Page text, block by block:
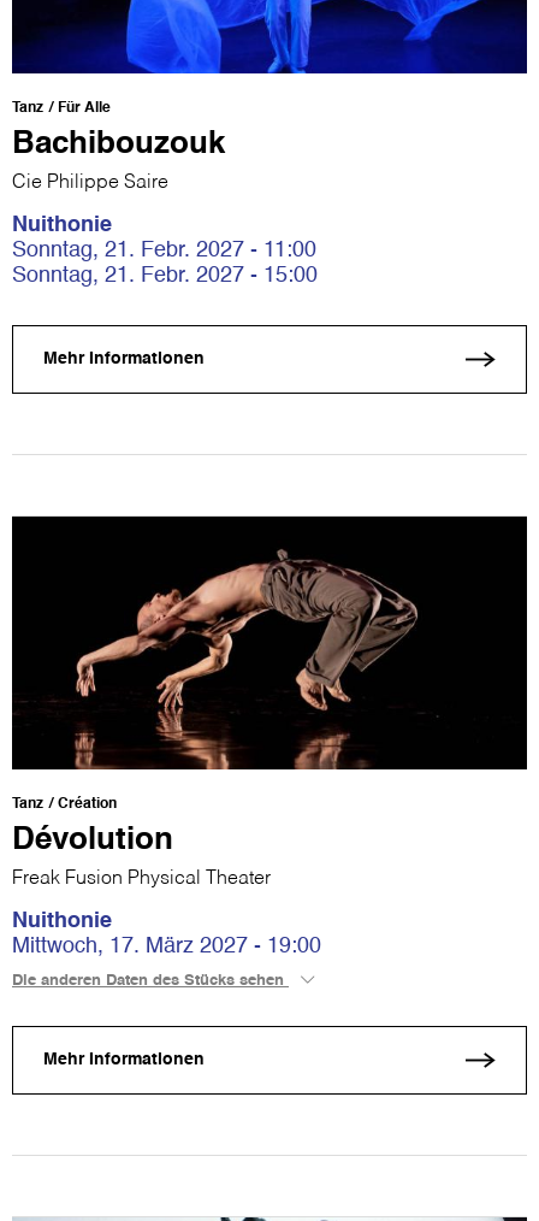
Tanz Für Alle
Bachibouzouk
Cie Philippe Saire
Nuithonie
Sonntag, 21. Febr. 2027 - 11:00
Sonntag, 21. Febr. 2027 - 15:00
Mehr Informationen
Tanz Création
Dévolution
Freak Fusion Physical Theater
Nuithonie
Mittwoch, 17. März 2027 - 19:00
Die anderen Daten des Stücks sehen
Mehr Informationen